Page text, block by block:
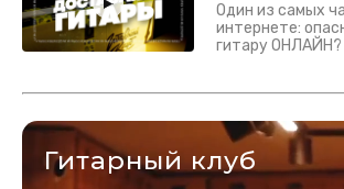
Один из самых
интернете:
гитару ОНЛАЙН? Хм, наверное
застрахован.
Гитарный клуб